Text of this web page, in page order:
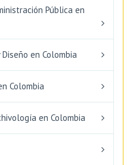
Pública en
en Colombia
Colombia
en Colombia